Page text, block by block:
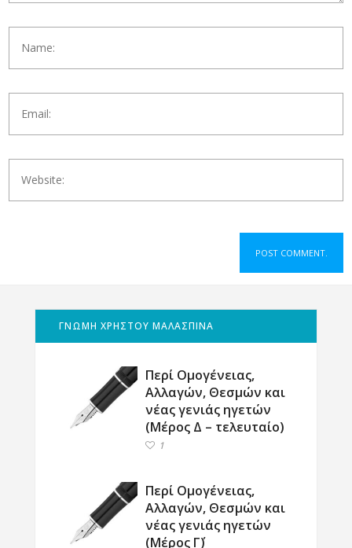
ΓΝΩΜΗ ΧΡΗΣΤΟΥ ΜΑΛΑΣΠΙΝΑ
Περί Ομογένειας,
Αλλαγών, Θεσμών και
νέας γενιάς ηγετών
(Μέρος Δ – τελευταίο)
1
Περί Ομογένειας,
Αλλαγών, Θεσμών και
νέας γενιάς ηγετών
(Μέρος Γ΄)